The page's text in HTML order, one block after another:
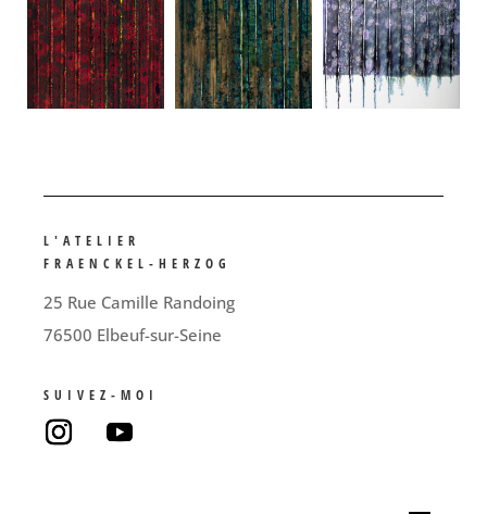
L'ATELIER
FRAENCKEL-HERZOG
25 Rue Camille Randoing
76500 Elbeuf-sur-Seine
SUIVEZ-MOI